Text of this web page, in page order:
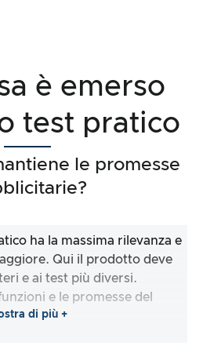
è emerso
test pratico
le promesse
ha la massima rilevanza e
Qui il prodotto deve
e ai test più diversi.
e le promesse del
di più +